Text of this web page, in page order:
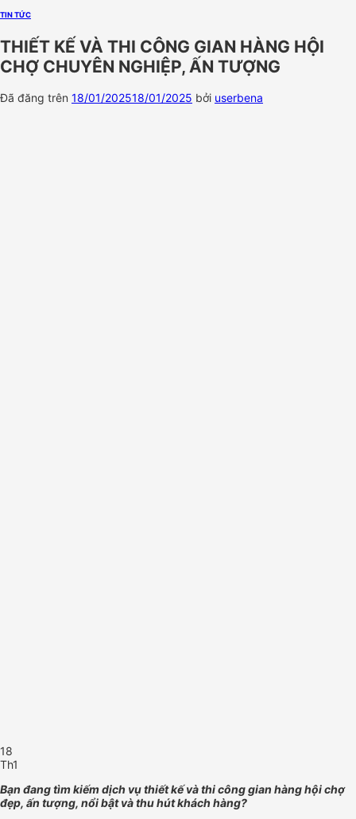
TIN TỨC
THIẾT KẾ VÀ THI CÔNG GIAN HÀNG HỘI
CHỢ CHUYÊN NGHIỆP, ẤN TƯỢNG
Đã đăng trên 18/01/202518/01/2025 bởi userbena
18
Th1
Bạn đang tìm kiếm dịch vụ thiết kế và thi công gian hàng hội chợ
đẹp, ấn tượng, nổi bật và thu hút khách hàng?